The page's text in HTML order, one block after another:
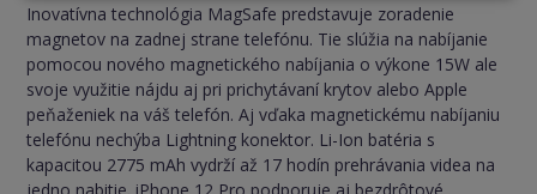
Inovatívna technológia MagSafe predstavuje zoradenie
magnetov na zadnej strane telefónu. Tie slúžia na nabíjanie
pomocou nového magnetického nabíjania o výkone 15W ale
svoje využitie nájdu aj pri prichytávaní krytov alebo Apple
peňaženiek na váš telefón. Aj vďaka magnetickému nabíjaniu
telefónu nechýba Lightning konektor. Li-Ion batéria s
kapacitou 2775 mAh vydrží až 17 hodín prehrávania videa na
jedno nabitie. iPhone 12 Pro podporuje aj bezdrôtové